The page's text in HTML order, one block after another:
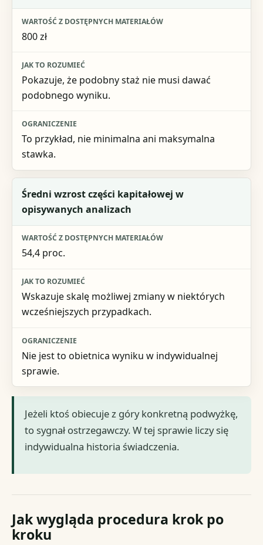
800 zł
Pokazuje, że podobny staż nie musi dawać
podobnego wyniku.
To przykład, nie minimalna ani maksymalna
stawka.
Średni wzrost części kapitałowej w
opisywanych analizach
54,4 proc.
Wskazuje skalę możliwej zmiany w niektórych
wcześniejszych przypadkach.
Nie jest to obietnica wyniku w indywidualnej
sprawie.
Jeżeli ktoś obiecuje z góry konkretną podwyżkę,
to sygnał ostrzegawczy. W tej sprawie liczy się
indywidualna historia świadczenia.
Jak wygląda procedura krok po
kroku